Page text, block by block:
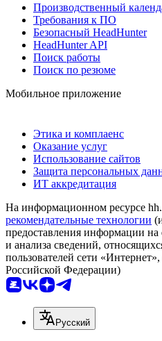
Производственный
Требования к ПО
Безопасный HeadHunter
HeadHunter API
Поиск работы
Поиск по резюме
Мобильное приложение
Этика и комплаенс
Оказание услуг
Использование сайтов
Защита персональных
ИТ аккредитация
На информационном ресурсе
рекомендательные технологии
предоставления информации на
и анализа сведений,
пользователей сети
Российской Федерации)
Русский